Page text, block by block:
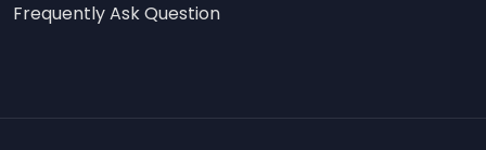
Frequently Ask Question